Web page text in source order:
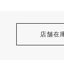
店舗在